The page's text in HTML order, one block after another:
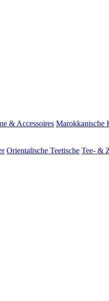
& Accessoires Marokkanische
Orientalische Teetische Tee- &